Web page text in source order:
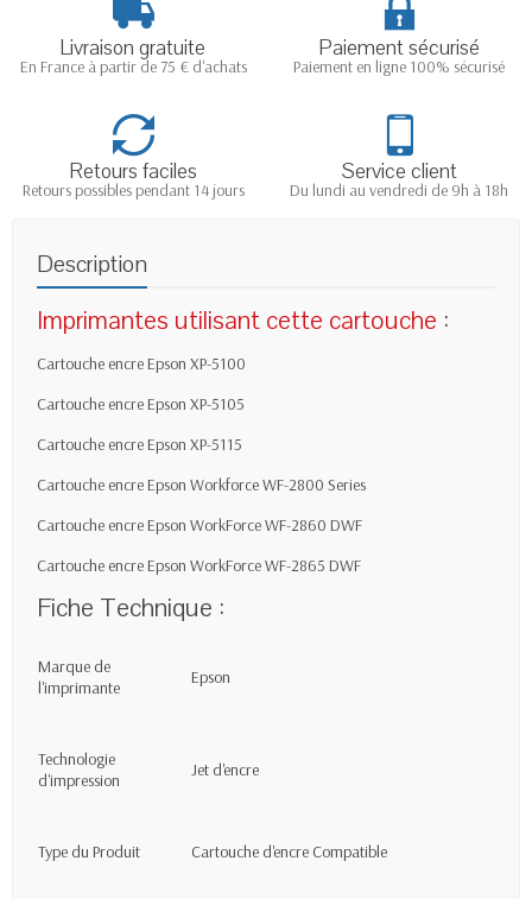
Livraison gratuite
En France à partir de 75 € d'achats
Paiement sécurisé
Paiement en ligne 100% sécurisé
Retours faciles
Retours possibles pendant 14 jours
Service client
Du lundi au vendredi de 9h à 18h
Description
Imprimantes utilisant cette cartouche :
Cartouche encre Epson XP-5100
Cartouche encre Epson XP-5105
Cartouche encre Epson XP-5115
Cartouche encre Epson Workforce WF-2800 Series
Cartouche encre Epson WorkForce WF-2860 DWF
Cartouche encre Epson WorkForce WF-2865 DWF
Fiche Technique :
Marque de
l'imprimante
Epson
Technologie
d'impression
Jet d'encre
Type du Produit Cartouche d'encre Compatible